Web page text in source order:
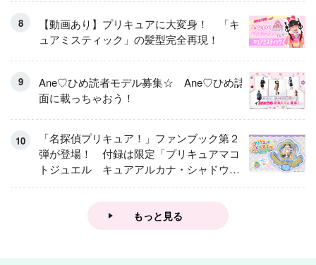
【動画あり】プリキュアに大変身！ 「キ
ュアミスティック」の髪型完全再現！
Ane♡ひめ読者モデル募集☆ Ane♡ひめ誌
面に載っちゃおう！
「名探偵プリキュア！」ファンブック第２
弾が登場！ 付録は限定「プリキュアマコ
トジュエル キュアアルカナ・シャドウ
アイスver.」 キュアエクレールを大特
もっと見る